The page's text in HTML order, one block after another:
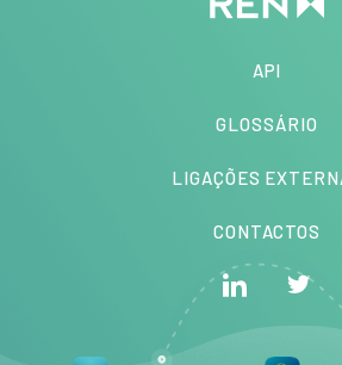
API
GLOSSÁRIO
LIGAÇÕES
CONTACTOS